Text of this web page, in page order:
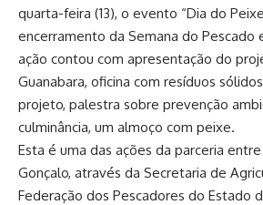
quarta-feira (13), o evento “Dia do
encerramento da Semana do Pescado
ação contou com apresentação do
Guanabara, oficina com resíduos
projeto, palestra sobre prevenção
culminância, um almoço com peixe.
Esta é uma das ações da parceria
Gonçalo, através da Secretaria de
Federação dos Pescadores do Estado